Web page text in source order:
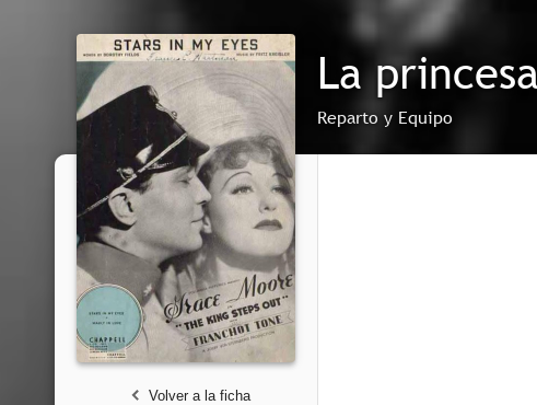
La
Reparto y Equipo
Volver a la ficha